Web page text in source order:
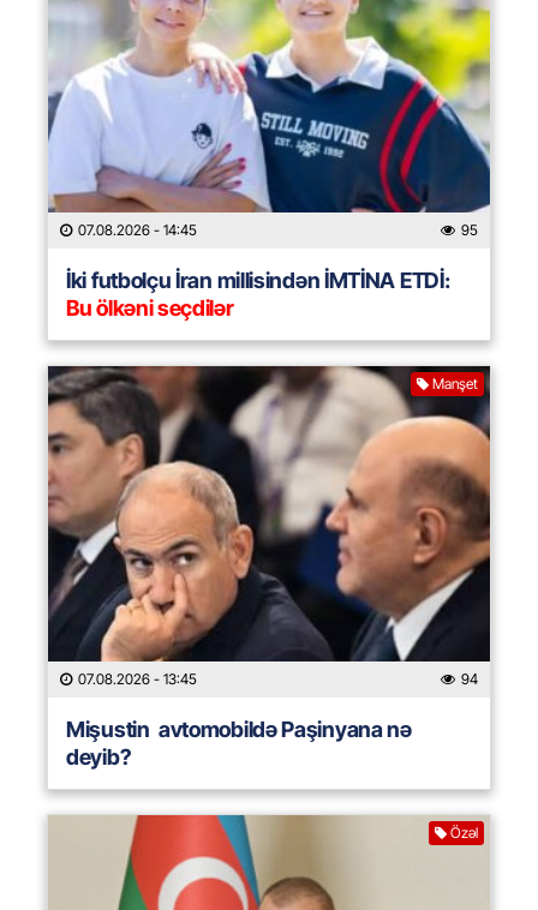
07.08.2026 - 14:45 95
İki futbolçu İran millisindən İMTİNA ETDİ:
Bu ölkəni seçdilər
Manşet
07.08.2026 - 13:45 94
Mişustin avtomobildə Paşinyana nə
deyib?
Özəl